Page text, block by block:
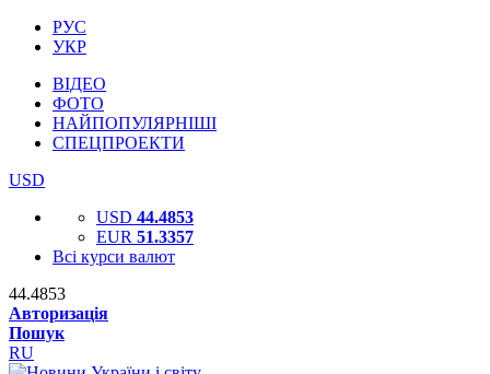
РУС
УКР
ВІДЕО
ФОТО
НАЙПОПУЛЯРНІШІ
СПЕЦПРОЕКТИ
USD
USD 44.4853
EUR 51.3357
Всі курси валют
44.4853
Авторизація
Пошук
RU